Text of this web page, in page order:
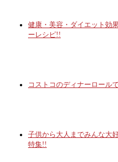
健康・美容・ダイエット効
ーレシピ!!
コストコのディナーロール
子供から大人までみんな大
特集!!